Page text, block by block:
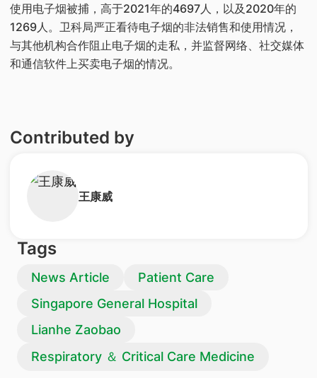
使用电子烟被捕，高于2021年的4697人，以及2020年的
1269人。卫科局严正看待电子烟的非法销售和使用情况，
与其他机构合作阻止电子烟的走私，并监督网络、社交媒体
和通信软件上买卖电子烟的情况。
Contributed by
​王康威
Tags
News Article
Patient Care
Singapore General Hospital
Lianhe Zaobao
Respiratory ＆ Critical Care Medicine